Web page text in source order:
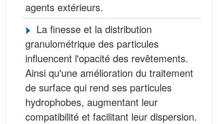
agents extérieurs.
La finesse et la distribution
granulométrique des particules
influencent l'opacité des revêtements.
Ainsi qu'une amélioration du traitement
de surface qui rend ses particules
hydrophobes, augmentant leur
compatibilité et facilitant leur dispersion.